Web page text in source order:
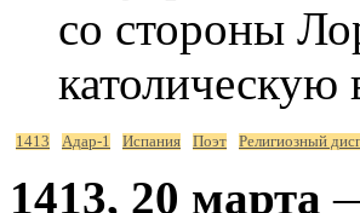
со стороны
католическую
1413 Адар-1 Испания Поэт Религиозный
1413, 20 марта